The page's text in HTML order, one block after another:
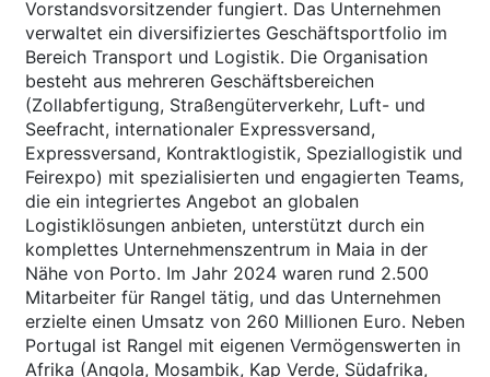
Vorstandsvorsitzender fungiert. Das Unternehmen
verwaltet ein diversifiziertes Geschäftsportfolio im
Bereich Transport und Logistik. Die Organisation
besteht aus mehreren Geschäftsbereichen
(Zollabfertigung, Straßengüterverkehr, Luft- und
Seefracht, internationaler Expressversand,
Expressversand, Kontraktlogistik, Speziallogistik und
Feirexpo) mit spezialisierten und engagierten Teams,
die ein integriertes Angebot an globalen
Logistiklösungen anbieten, unterstützt durch ein
komplettes Unternehmenszentrum in Maia in der
Nähe von Porto. Im Jahr 2024 waren rund 2.500
Mitarbeiter für Rangel tätig, und das Unternehmen
erzielte einen Umsatz von 260 Millionen Euro. Neben
Portugal ist Rangel mit eigenen Vermögenswerten in
Afrika (Angola, Mosambik, Kap Verde, Südafrika,